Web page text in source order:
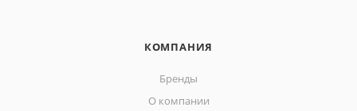
КОМПАНИЯ
Бренды
О компании